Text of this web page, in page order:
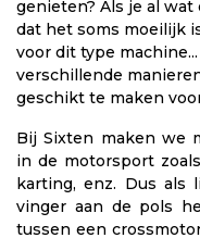
genieten? Als je al
dat het soms moeilijk
voor dit type
verschillende
geschikt te maken
Bij Sixten maken we
in de motorsport
karting, enz. Dus als
vinger aan de pols
tussen een